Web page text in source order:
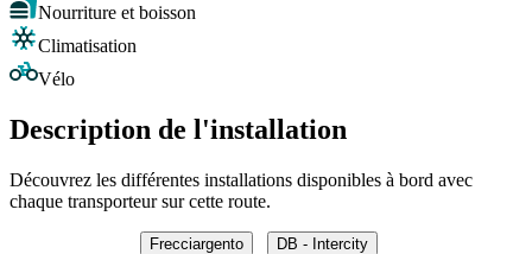
Nourriture et boisson
Climatisation
Vélo
Description de l'installation
Découvrez les différentes installations disponibles à bord avec
chaque transporteur sur cette route.
Frecciargento DB - Intercity